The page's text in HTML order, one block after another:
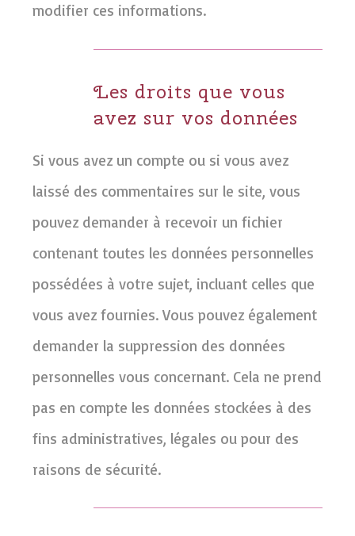
modifier ces informations.
Les droits que vous
avez sur vos données
Si vous avez un compte ou si vous avez
laissé des commentaires sur le site, vous
pouvez demander à recevoir un fichier
contenant toutes les données personnelles
possédées à votre sujet, incluant celles que
vous avez fournies. Vous pouvez également
demander la suppression des données
personnelles vous concernant. Cela ne prend
pas en compte les données stockées à des
fins administratives, légales ou pour des
raisons de sécurité.